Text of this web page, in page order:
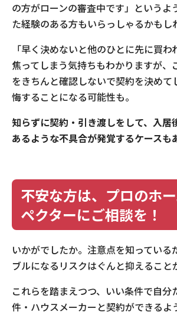
の方がローンの審査中です」というよ
た経験のある方もいらっしゃるかもし
「早く決めないと他のひとに先に買
焦ってしまう気持ちもわかりますが、
をきちんと確認しないで契約を決めて
悔することになる可能性も。
知らずに契約・引き渡しをして、入居
あるような不具合が発覚するケースも
不安な方は、プロのホ
ペクターにご相談を！
いかがでしたか。注意点を知っている
ブルになるリスクはぐんと抑えること
これらを踏まえつつ、いい条件で自分
件・ハウスメーカーと契約ができるよ